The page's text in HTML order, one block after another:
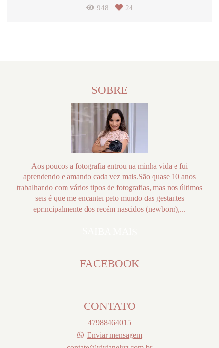
948
24
SOBRE
Aos poucos a fotografia entrou na minha vida e fui
aprendendo e amando cada vez mais.São quase 10 anos
trabalhando com vários tipos de fotografias, mas nos últimos
seis é que me encantei pelo mundo das gestantes
eprincipalmente dos recém nascidos (newborn),...
FACEBOOK
CONTATO
47988464015
Enviar mensagem